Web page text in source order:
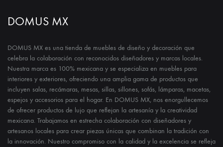
DOMUS MX
DOMUS MX es una tienda de muebles de diseño y decoración que
celebra la colaboración con reconocidos diseñadores y marcas locales.
Nuestra marca es 100% mexicana y se especializa en muebles para
interiores y exteriores, ofreciendo una amplia gama de productos que
incluyen salas, recámaras, mesas, sillas, sillones, sofás, lámparas, macetas,
espejos y accesorios para el hogar. En DOMUS MX, nos enorgullecemos
de ofrecer productos de lujo que reflejan la artesanía y la creatividad
mexicana. Trabajamos en estrecha colaboración con diseñadores y
artesanos locales para crear piezas únicas que combinan la tradición con
la innovación. Nuestro compromiso con la calidad y la excelencia se refleja